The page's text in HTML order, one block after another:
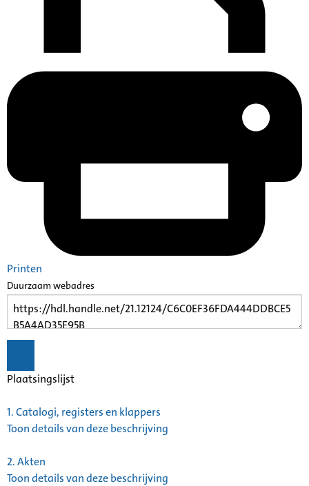
Printen
Duurzaam webadres
Plaatsingslijst
1.Catalogi, registers en klappers
Toon details van deze beschrijving
2.Akten
Toon details van deze beschrijving